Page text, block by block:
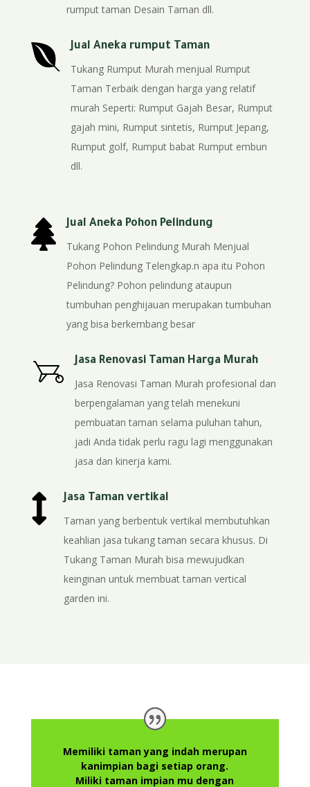
rumput taman Desain Taman dll.
 Jual Aneka rumput Taman
Tukang Rumput Murah menjual Rumput
Taman Terbaik dengan harga yang relatif
murah Seperti: Rumput Gajah Besar, Rumput
gajah mini, Rumput sintetis, Rumput Jepang,
Rumput golf, Rumput babat Rumput embun
dll.
 Jual Aneka Pohon Pelindung
Tukang Pohon Pelindung Murah Menjual
Pohon Pelindung Telengkap.n apa itu Pohon
Pelindung? Pohon pelindung ataupun
tumbuhan penghijauan merupakan tumbuhan
yang bisa berkembang besar
Jasa Renovasi Taman Harga Murah
Jasa Renovasi Taman Murah profesional dan
berpengalaman yang telah menekuni
pembuatan taman selama puluhan tahun,
jadi Anda tidak perlu ragu lagi menggunakan
jasa dan kinerja kami.
 Jasa Taman vertikal
Taman yang berbentuk vertikal membutuhkan
keahlian jasa tukang taman secara khusus. Di
Tukang Taman Murah bisa mewujudkan
keinginan untuk membuat taman vertical
garden ini.
Memiliki taman yang indah merupan
kanimpian bagi setiap orang.
Miliki taman impian mu dengan